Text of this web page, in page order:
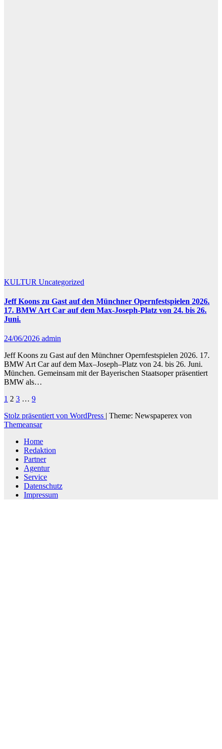
KULTUR Uncategorized
Jeff Koons zu Gast auf den Münchner Opernfestspielen 2026.
17. BMW Art Car auf dem Max-Joseph-Platz von 24. bis 26.
Juni.
24/06/2026 admin
Jeff Koons zu Gast auf den Münchner Opernfestspielen 2026. 17.
BMW Art Car auf dem Max–Joseph–Platz von 24. bis 26. Juni.
München. Gemeinsam mit der Bayerischen Staatsoper präsentiert
BMW als…
Seitennummerierung
der
Beiträge
1 2 3 … 9
Stolz präsentiert von WordPress | Theme: Newspaperex von
Themeansar
Home
Redaktion
Partner
Agentur
Service
Datenschutz
Impressum